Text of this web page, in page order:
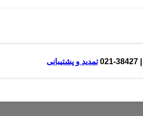
تمدید و پشتیبانی